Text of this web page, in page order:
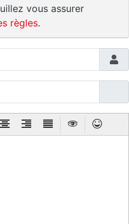
vous assurer
règles.